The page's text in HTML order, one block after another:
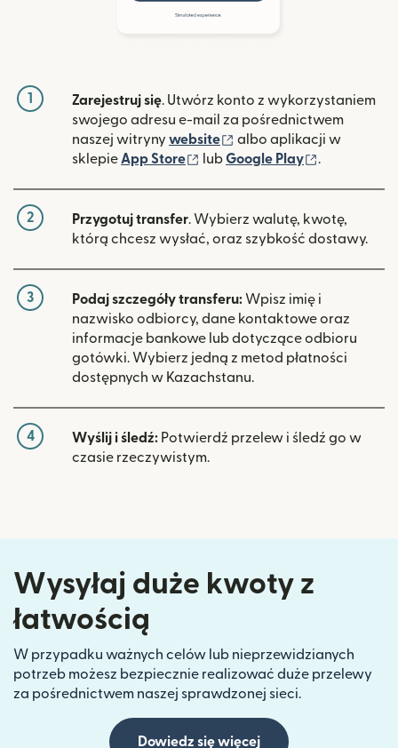
1 Zarejestruj się. Utwórz konto z wykorzystaniem
swojego adresu e-mail za pośrednictwem
naszej witryny website (otwiera się w nowym
albo aplikacji w
sklepie App Store (otwiera się w nowym oknie)
lubGoogle Play .
2 Przygotuj transfer. Wybierz walutę, kwotę,
którą chcesz wysłać, oraz szybkość dostawy.
3 Podaj szczegóły transferu: Wpisz imię i
nazwisko odbiorcy, dane kontaktowe oraz
informacje bankowe lub dotyczące odbioru
gotówki. Wybierz jedną z metod płatności
dostępnych w Kazachstanu.
4 Wyślij i śledź: Potwierdź przelew i śledź go w
czasie rzeczywistym.
Wysyłaj duże kwoty z
łatwością
W przypadku ważnych celów lub nieprzewidzianych
potrzeb możesz bezpiecznie realizować duże przelewy
za pośrednictwem naszej sprawdzonej sieci.
Dowiedz się więcej